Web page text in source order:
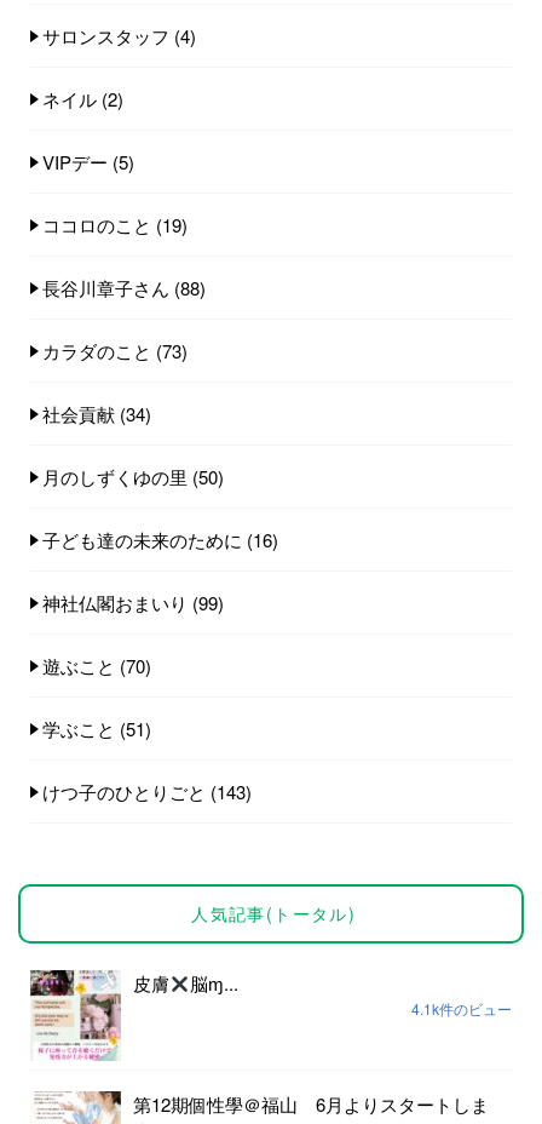
サロンスタッフ (4)
ネイル (2)
VIPデー (5)
ココロのこと (19)
長谷川章子さん (88)
カラダのこと (73)
社会貢献 (34)
月のしずくゆの里 (50)
子ども達の未来のために (16)
神社仏閣おまいり (99)
遊ぶこと (70)
学ぶこと (51)
けつ子のひとりごと (143)
人気記事(トータル)
皮膚 脳ɱ...
4.1k件のビュー
第12期個性學＠福山 6月よりスタートしま